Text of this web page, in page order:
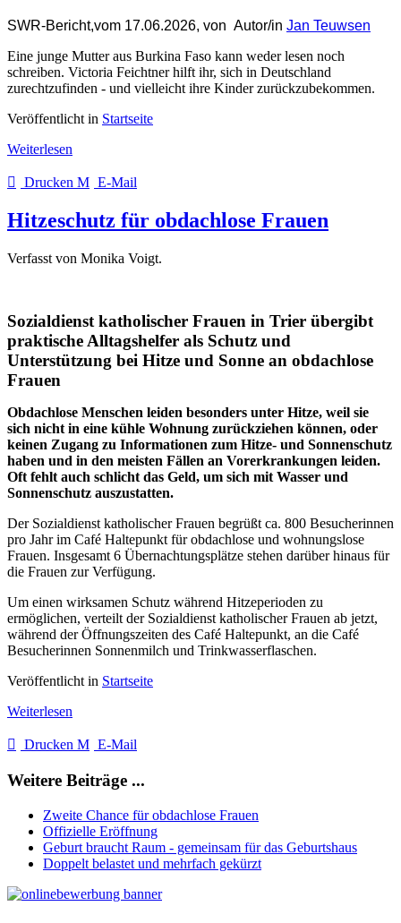
SWR-Bericht,vom 17.06.2026, von Autor/in Jan Teuwsen
Eine junge Mutter aus Burkina Faso kann weder lesen noch
schreiben. Victoria Feichtner hilft ihr, sich in Deutschland
zurechtzufinden - und vielleicht ihre Kinder zurückzubekommen.
Veröffentlicht in Startseite
Weiterlesen
Drucken E-Mail
Hitzeschutz für obdachlose Frauen
Verfasst von Monika Voigt.
Sozialdienst katholischer Frauen in Trier übergibt
praktische Alltagshelfer als Schutz und
Unterstützung bei Hitze und Sonne an obdachlose
Frauen
Obdachlose Menschen leiden besonders unter Hitze, weil sie
sich nicht in eine kühle Wohnung zurückziehen können, oder
keinen Zugang zu Informationen zum Hitze- und Sonnenschutz
haben und in den meisten Fällen an Vorerkrankungen leiden.
Oft fehlt auch schlicht das Geld, um sich mit Wasser und
Sonnenschutz auszustatten.
Der Sozialdienst katholischer Frauen begrüßt ca. 800 Besucherinnen
pro Jahr im Café Haltepunkt für obdachlose und wohnungslose
Frauen. Insgesamt 6 Übernachtungsplätze stehen darüber hinaus für
die Frauen zur Verfügung.
Um einen wirksamen Schutz während Hitzeperioden zu
ermöglichen, verteilt der Sozialdienst katholischer Frauen ab jetzt,
während der Öffnungszeiten des Café Haltepunkt, an die Café
Besucherinnen Sonnenmilch und Trinkwasserflaschen.
Veröffentlicht in Startseite
Weiterlesen
Drucken E-Mail
Weitere Beiträge ...
Zweite Chance für obdachlose Frauen
Offizielle Eröffnung
Geburt braucht Raum - gemeinsam für das Geburtshaus
Doppelt belastet und mehrfach gekürzt